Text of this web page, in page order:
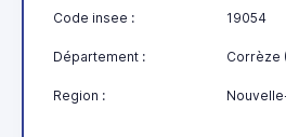
Code insee : 19054
Département : Corrèze
Region :